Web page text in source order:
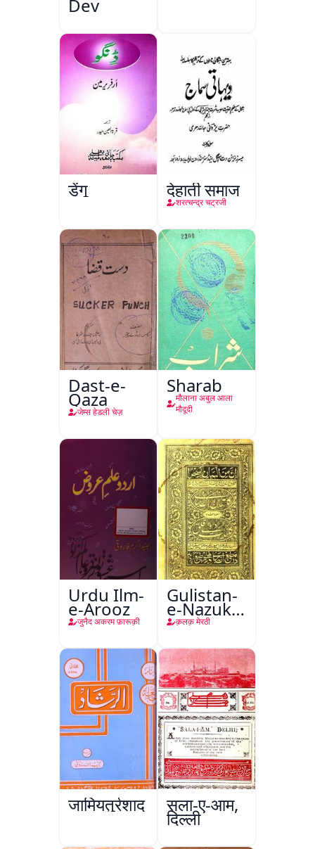
Dev
डेंगू देहाती समाज
शरत्चन्द्र चट्रजी
Dast-e-
Qaza
जेम्स हेडली चेज़
Sharab
मौलाना अबुल आला
मौदूदी
Urdu Ilm-
e-Arooz
जुनैद अकरम फ़ारूक़ी
Gulistan-
e-Nazuk
Khayal
क़लक़ मेरठी
जामियतुर्रशाद सला-ए-आम,
दिल्ली